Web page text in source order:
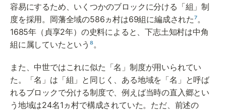
容易にするため、いくつかのブロックに分ける「組」制
度を採用。岡藩全域の586ヵ村は69組に編成された⁷。
1685年（貞享2年）の史料によると、下志土知村は中角
組に属していたという ⁸。
また、中世ではこれに似た「名」制度が用いられてい
た。「名」は「組」と同じく、ある地域を「名」と呼ば
れるブロックで分ける制度で、例えば当時の直入郷とい
う地域は24名1ヵ村で構成されていた。ただ、前述の